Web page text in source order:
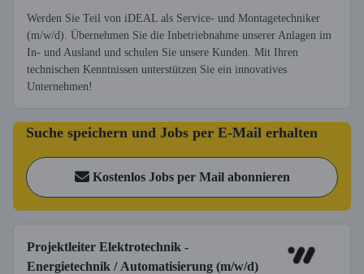
Werden Sie Teil von iDEAL als Service- und Montagetechniker
(m/w/d). Übernehmen Sie die Inbetriebnahme unserer Anlagen im
In- und Ausland und schulen Sie unsere Kunden. Mit Ihren
technischen Kenntnissen unterstützen Sie ein innovatives
Unternehmen!
Suche speichern und Jobs per E-Mail erhalten
Kostenlos Jobs per Mail abonnieren
Projektleiter Elektrotechnik -
Energietechnik / Automatisierung (m/w/d)